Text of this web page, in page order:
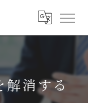
消する